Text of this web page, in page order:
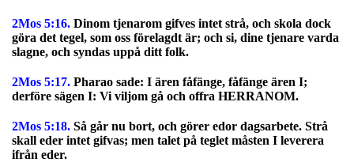
2Mos 5:16. Dinom tjenarom gifves intet strå, och skola dock
göra det tegel, som oss förelagdt är; och si, dine tjenare varda
slagne, och syndas uppå ditt folk.
2Mos 5:17. Pharao sade: I ären fåfänge, fåfänge ären I;
derföre sägen I: Vi viljom gå och offra HERRANOM.
2Mos 5:18. Så går nu bort, och görer edor dagsarbete. Strå
skall eder intet gifvas; men talet på teglet måsten I leverera
ifrån eder.